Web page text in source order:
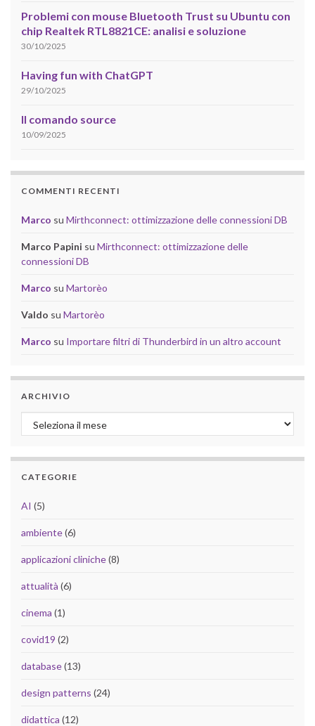
Problemi con mouse Bluetooth Trust su Ubuntu con
chip Realtek RTL8821CE: analisi e soluzione
30/10/2025
Having fun with ChatGPT
29/10/2025
Il comando source
10/09/2025
COMMENTI RECENTI
Marco su Mirthconnect: ottimizzazione delle connessioni DB
Marco Papini su Mirthconnect: ottimizzazione delle
connessioni DB
Marco su Martorèo
Valdo su Martorèo
Marco su Importare filtri di Thunderbird in un altro account
ARCHIVIO
Archivio
CATEGORIE
AI (5)
ambiente(6)
applicazioni cliniche(8)
attualità (6)
cinema (1)
covid19 (2)
database(13)
design patterns (24)
didattica (12)